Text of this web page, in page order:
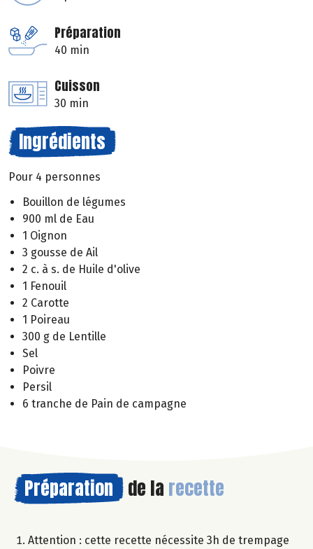
Préparation
40 min
Cuisson
30 min
Ingrédients
Pour 4 personnes
Bouillon de légumes
900 ml de Eau
1 Oignon
3 gousse de Ail
2 c. à s. de Huile d'olive
1 Fenouil
2 Carotte
1 Poireau
300 g de Lentille
Sel
Poivre
Persil
6 tranche de Pain de campagne
Préparation de la recette
Attention : cette recette nécessite 3h de trempage